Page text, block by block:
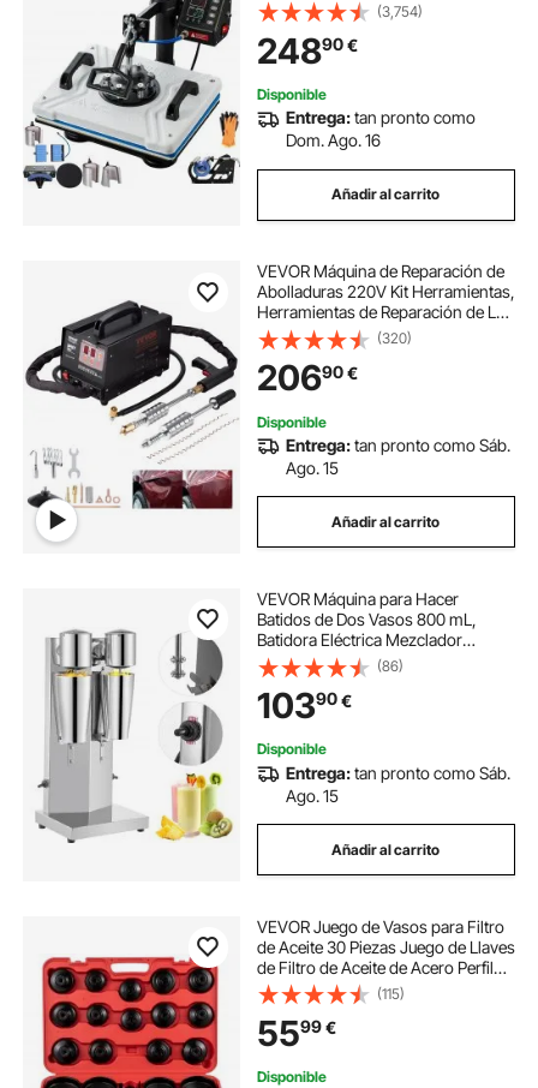
Máquina Impresión de Calor para
Camisetas, Diseño Giratorio de
360°, con Accesorios Completos
(3,754)
24890€
Disponible
Entrega:tan pronto como
Dom. Ago. 16
Añadir al carrito
VEVOR Máquina de Reparación de
Abolladuras 220V Kit Herramientas,
Herramientas de Reparación de La
Abolladura 220V Abolladuras
Coche Abolladuras Coche
Profesional Máquina de Soldadura
por Puntos
(320)
20690€
Disponible
Entrega:tan pronto como Sáb.
Ago. 15
Añadir al carrito
VEVOR Máquina para Hacer
Batidos de Dos Vasos 800 mL,
Batidora Eléctrica Mezclador
Bebidas Dos Velocidades, Batidora
Helados y Batidos de Acero
inoxidable, Batidora con Velocidad
del Motor 18000 r/min
(86)
10390€
Disponible
Entrega:tan pronto como Sáb.
Ago. 15
Añadir al carrito
VEVOR Juego de Vasos para Filtro
de Aceite 30 Piezas Juego de Llaves
de Filtro de Aceite de Acero Perfil
Bajo con Cabeza de 3/8" con
Estuche para Quitar e Instalar Tapa
del Filtro de Combustible
(115)
5599€
Disponible